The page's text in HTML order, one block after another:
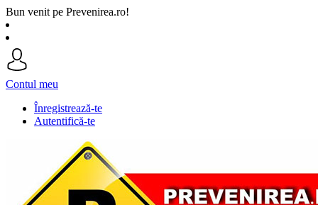
Bun venit pe Prevenirea.ro!
Contul meu
Înregistrează-te
Autentifică-te